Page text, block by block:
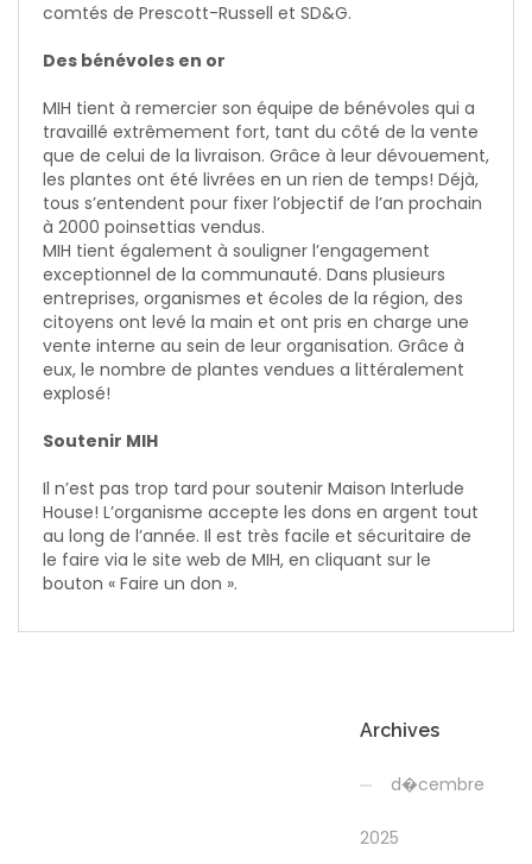
comtés de Prescott-Russell et SD&G.
Des bénévoles en or
MIH tient à remercier son équipe de bénévoles qui a
travaillé extrêmement fort, tant du côté de la vente
que de celui de la livraison. Grâce à leur dévouement,
les plantes ont été livrées en un rien de temps! Déjà,
tous s’entendent pour fixer l’objectif de l’an prochain
à 2000 poinsettias vendus.
MIH tient également à souligner l’engagement
exceptionnel de la communauté. Dans plusieurs
entreprises, organismes et écoles de la région, des
citoyens ont levé la main et ont pris en charge une
vente interne au sein de leur organisation. Grâce à
eux, le nombre de plantes vendues a littéralement
explosé!
Soutenir MIH
Il n’est pas trop tard pour soutenir Maison Interlude
House! L’organisme accepte les dons en argent tout
au long de l’année. Il est très facile et sécuritaire de
le faire via le site web de MIH, en cliquant sur le
bouton « Faire un don ».
Archives
d�cembre
2025